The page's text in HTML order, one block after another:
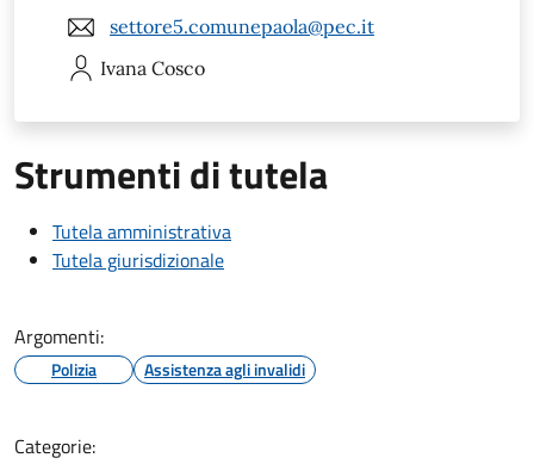
settore5.comunepaola@pec.it
Ivana Cosco
Strumenti di tutela
Tutela amministrativa
Tutela giurisdizionale
Argomenti:
Polizia Assistenza agli invalidi
Categorie: